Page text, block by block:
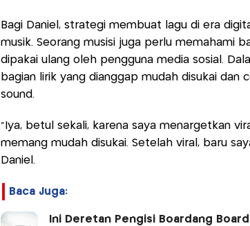
Bagi Daniel, strategi membuat lagu di era
musik. Seorang musisi juga perlu memahami
dipakai ulang oleh pengguna media sosial.
bagian lirik yang dianggap mudah disukai dan
sound.
“Iya, betul sekali, karena saya menargetkan
memang mudah disukai. Setelah viral, baru
Daniel.
Baca Juga:
Ini Deretan Pengisi Boardang